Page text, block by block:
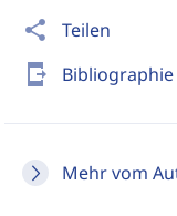
share Teilen
send_to_mobile
Mehr vom